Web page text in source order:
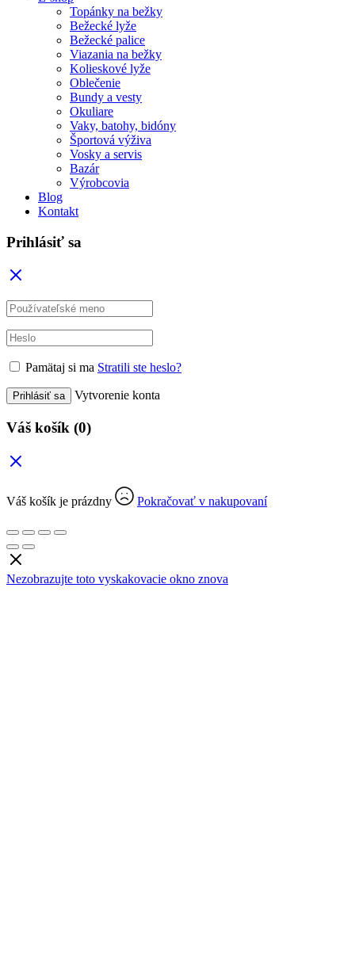
Topánky na bežky
Bežecké lyže
Bežecké palice
Viazania na bežky
Kolieskové lyže
Oblečenie
Bundy a vesty
Okuliare
Vaky, batohy, bidóny
Športová výživa
Vosky a servis
Bazár
Výrobcovia
Blog
Kontakt
Prihlásiť sa
Pamätaj si ma Stratili ste heslo?
Prihlásiť sa Vytvorenie konta
Váš košík (0)
Váš košík je prázdny Pokračovať v nakupovaní
Nezobrazujte toto vyskakovacie okno znova